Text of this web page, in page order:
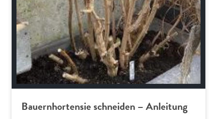
Bauernhortensie schneiden – Anleitung